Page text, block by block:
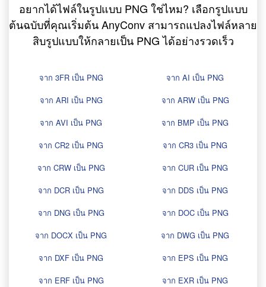
อยากได้ไฟล์ในรูปแบบ PNG ใช่ไหม? เลือกรูปแบบ
ต้นฉบับที่คุณเริ่มต้น AnyConv สามารถแปลงไฟล์หลาย
สิบรูปแบบให้กลายเป็น PNG ได้อย่างรวดเร็ว
จาก 3FR เป็น PNG
จาก AI เป็น PNG
จาก ARI เป็น PNG
จาก ARW เป็น PNG
จาก AVI เป็น PNG
จาก BMP เป็น PNG
จาก CR2 เป็น PNG
จาก CR3 เป็น PNG
จาก CRW เป็น PNG
จาก CUR เป็น PNG
จาก DCR เป็น PNG
จาก DDS เป็น PNG
จาก DNG เป็น PNG
จาก DOC เป็น PNG
จาก DOCX เป็น PNG
จาก DWG เป็น PNG
จาก DXF เป็น PNG
จาก EPS เป็น PNG
จาก ERF เป็น PNG
จาก EXR เป็น PNG